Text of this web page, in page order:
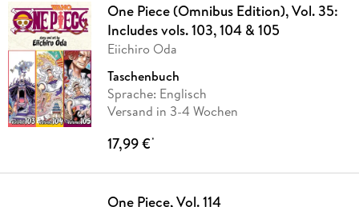
One Piece (Omnibus Edition), Vol. 35:
Includes vols. 103, 104 & 105
Eiichiro Oda
Taschenbuch
Sprache: Englisch
Versand in 3-4 Wochen
17,99 €*
One Piece, Vol. 114